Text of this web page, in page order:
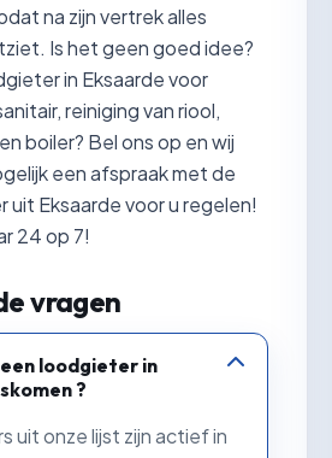
na zijn vertrek alles
Is het geen goed idee?
in Eksaarde voor
reiniging van riool,
boiler? Bel ons op en wij
een afspraak met de
Eksaarde voor u regelen!
24 op 7!
vragen
loodgieter in
?
uit onze lijst zijn actief in